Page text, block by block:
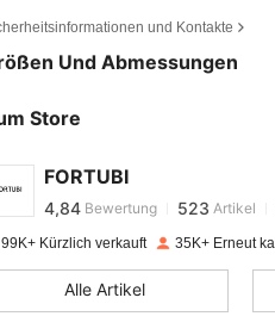
und Kontakte
Und Abmessungen
Store
FORTUBI
4,84
4,84
m***obezahltVor 1 Tag
4,84 523
99K+ Kürzlich verkauft 35K+ Erneut
Alle Artikel